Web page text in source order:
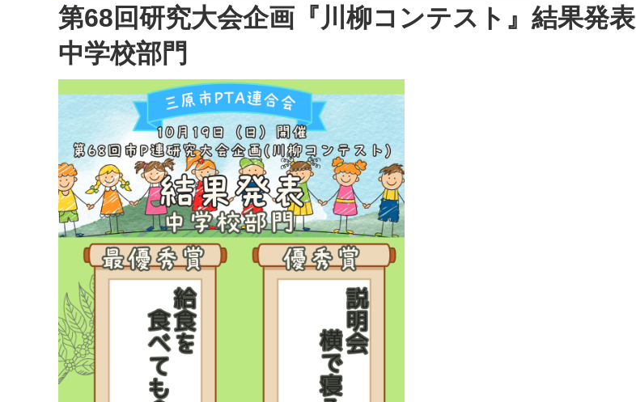
第68回研究大会企画『川柳コンテスト』結果発表
中学校部門